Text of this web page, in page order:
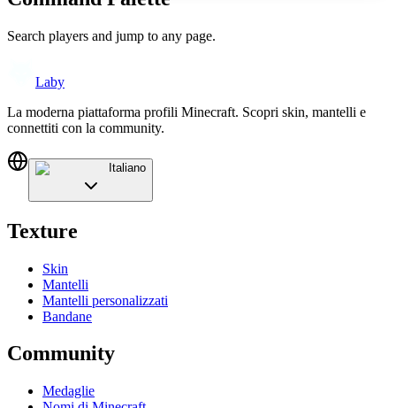
Search players and jump to any page.
Laby
La moderna piattaforma profili Minecraft. Scopri skin, mantelli e
connettiti con la community.
Italiano
Texture
Skin
Mantelli
Mantelli personalizzati
Bandane
Community
Medaglie